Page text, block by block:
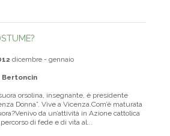
dicembre - gennaio
Bertoncin
orsolina, insegnante, è presidente
Donna”. Vive a Vicenza.Com’è maturata
da un’attività in Azione cattolica
di fede e di vita al...